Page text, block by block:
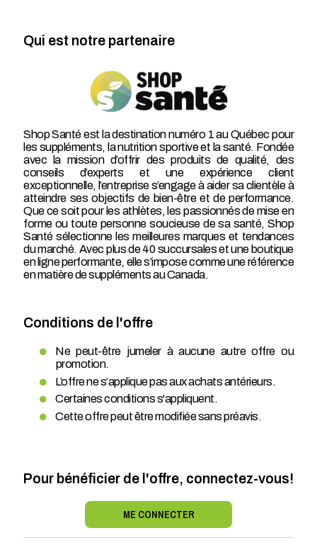
Qui est notre partenaire
Shop Santé est la destination numéro 1 au Québec pour
les suppléments, la nutrition sportive et la santé. Fondée
avec la mission d’offrir des produits de qualité, des
conseils d’experts et une expérience client
exceptionnelle, l’entreprise s’engage à aider sa clientèle à
atteindre ses objectifs de bien-être et de performance.
Que ce soit pour les athlètes, les passionnés de mise en
forme ou toute personne soucieuse de sa santé, Shop
Santé sélectionne les meilleures marques et tendances
du marché. Avec plus de 40 succursales et une boutique
en ligne performante, elle s’impose comme une référence
en matière de suppléments au Canada.
Conditions de l'offre
Ne peut-être jumeler à aucune autre offre ou
promotion.
L’offre ne s’applique pas aux achats antérieurs.
Certaines conditions s'appliquent.
Cette offre peut être modifiée sans préavis.
Pour bénéficier de l'offre, connectez-vous!
ME CONNECTER